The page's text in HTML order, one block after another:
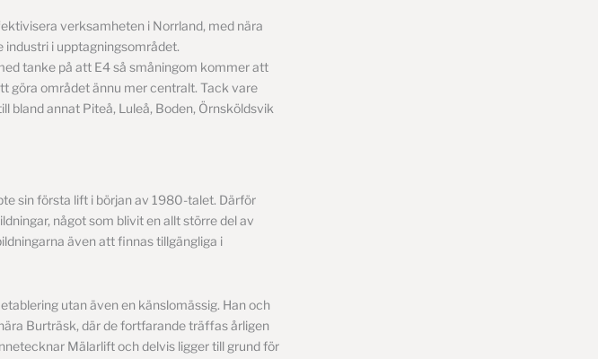
verksamheten i Norrland, med nära
i upptagningsområdet.
tanke på att E4 så småningom kommer att
göra området ännu mer centralt. Tack vare
bland annat Piteå, Luleå, Boden, Örnsköldsvik
sin första lift i början av 1980-talet. Därför
något som blivit en allt större del av
även att finnas tillgängliga i
utan även en känslomässig. Han och
Burträsk, där de fortfarande träffas årligen
Mälarlift och delvis ligger till grund för